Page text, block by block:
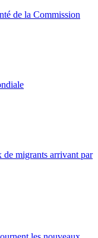
de la Commission
de migrants arrivant par